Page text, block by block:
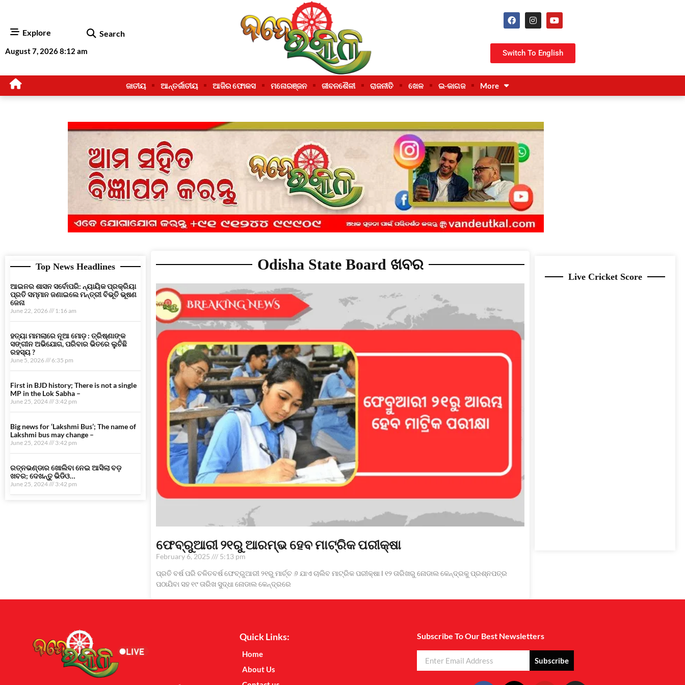
Explore Search
August 7, 2026 8:12 am Switch To English
ଜାତୀୟ ଆନ୍ତର୍ଜାତୀୟ ଆଜିର ଫୋକସ ମନୋରଞ୍ଜନ ଜୀବନଶୈଳୀ ରାଜନୀତି ଖେଳ ଇ-କାଗଜ More
Top News Headlines
ଆଇନର ଶାସନ ସର୍ବୋପରି: ନ୍ୟାୟିକ ପ୍ରକ୍ରିୟା
ପ୍ରତି ସମ୍ମାନ ଜଣାଇଲେ ମନ୍ତ୍ରୀ ବିଭୂତି ଭୂଷଣ
ଜେନା
June 22, 2026 1:16 am
ହତ୍ୟା ମାମଲାରେ ନୂଆ ମୋଡ଼ : ତ୍ରିଷ୍ଣାଙ୍କ
ସଙ୍ଗୀନ ଅଭିଯୋଗ, ପରିବାର ଭିତରେ ଲୁଚିଛି
ରହସ୍ୟ ?
June 5, 2026 6:35 pm
First in BJD history; There is not a single
MP in the Lok Sabha –
June 25, 2024 3:42 pm
Big news for ‘Lakshmi Bus’; The name of
Lakshmi bus may change –
June 25, 2024 3:42 pm
ରତ୍ନଭଣ୍ଡାର ଖୋଲିବା ନେଇ ଆସିଲା ବଡ଼
ଖବର; ଦେଖନ୍ତୁ ଭିଡିଓ…
June 25, 2024 3:42 pm
Odisha State Board ଖବର
ଫେବ୍ରୁଆରୀ ୨୧ରୁ ଆରମ୍ଭ ହେବ ମାଟ୍ରିକ ପରୀକ୍ଷା
February 6, 2025
5:13 pm
ପ୍ରତି ବର୍ଷ ପରି ଚଳିତବର୍ଷ ଫେବ୍ରୁଆରୀ ୨୧ରୁ ମାର୍ଚ୍ଚ ୬ ଯାଏ ଚାଲିବ ମାଟ୍ରିକ ପରୀକ୍ଷା l ୧୨ ତାରିଖରୁ ନୋଡାଲ କେନ୍ଦ୍ରକୁ ପ୍ରଶ୍ନପତ୍ର
ପଠାଯିବା ସହ ୧୯ ତାରିଖ ସୁଦ୍ଧା ନୋଡାଲ କେନ୍ଦ୍ରରେ
Live Cricket Score
Quick Links:
Home
About Us
Subscribe To Our Best Newsletters
Subscribe